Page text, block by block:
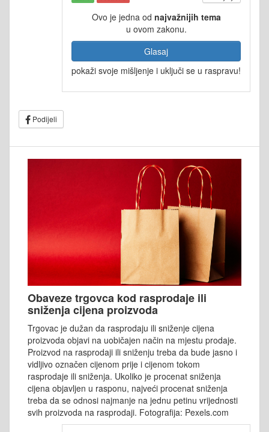
Ovo je jedna od najvažnijih tema
u ovom zakonu.
Glasaj
pokaži svoje mišljenje i uključi se u raspravu!
Podijeli
Obaveze trgovca kod rasprodaje ili
sniženja cijena proizvoda
Trgovac je dužan da rasprodaju ili sniženje cijena
proizvoda objavi na uobičajen način na mjestu prodaje.
Proizvod na rasprodaji ili sniženju treba da bude jasno i
vidljivo označen cijenom prije i cijenom tokom
rasprodaje ili sniženja. Ukoliko je procenat sniženja
cijena objavljen u rasponu, najveći procenat sniženja
treba da se odnosi najmanje na jednu petinu vrijednosti
svih proizvoda na rasprodaji. Fotografija: Pexels.com